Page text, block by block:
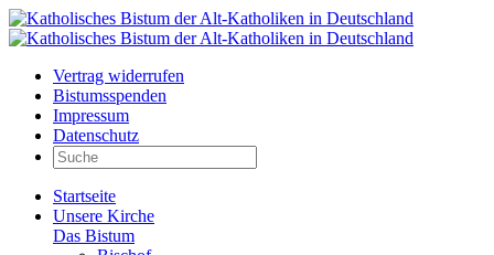
Vertrag widerrufen
Bistumsspenden
Impressum
Datenschutz
Startseite
Unsere Kirche
Das Bistum